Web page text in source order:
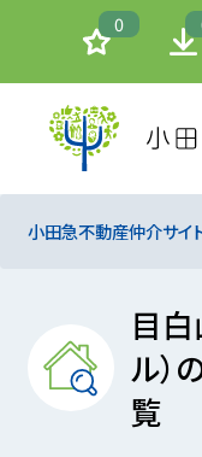
0
小田急不動産仲介サイ
目白
ル
覧